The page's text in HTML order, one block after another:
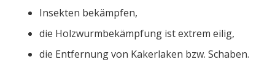
Insekten bekämpfen,
die Holzwurmbekämpfung ist extrem eilig,
die Entfernung von Kakerlaken bzw. Schaben.